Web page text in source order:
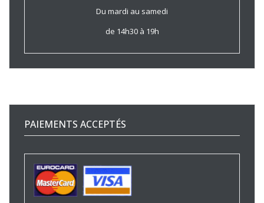
Du mardi au samedi
de 14h30 à 19h
PAIEMENTS ACCEPTÉS